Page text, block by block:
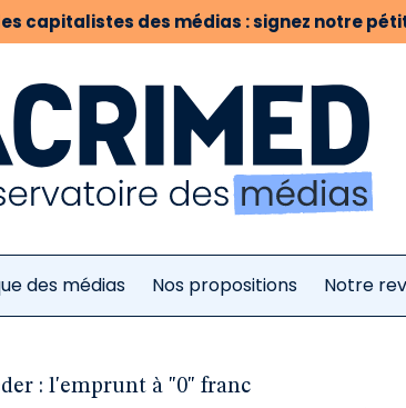
capitalistes des médias : signez notre
des médias Nos propositions Notre
: l'emprunt à "0" franc